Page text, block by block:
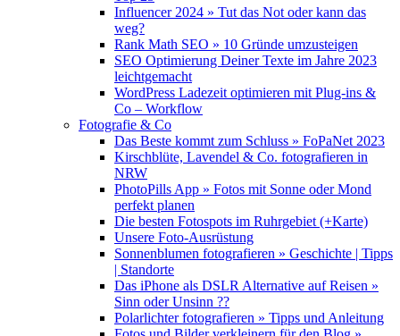
Influencer 2024 » Tut das Not oder kann das
weg?
Rank Math SEO » 10 Gründe umzusteigen
SEO Optimierung Deiner Texte im Jahre 2023
leichtgemacht
WordPress Ladezeit optimieren mit Plug-ins &
Co – Workflow
Fotografie & Co
Das Beste kommt zum Schluss » FoPaNet 2023
Kirschblüte, Lavendel & Co. fotografieren in
NRW
PhotoPills App » Fotos mit Sonne oder Mond
perfekt planen
Die besten Fotospots im Ruhrgebiet (+Karte)
Unsere Foto-Ausrüstung
Sonnenblumen fotografieren » Geschichte | Tipps
| Standorte
Das iPhone als DSLR Alternative auf Reisen »
Sinn oder Unsinn ??
Polarlichter fotografieren » Tipps und Anleitung